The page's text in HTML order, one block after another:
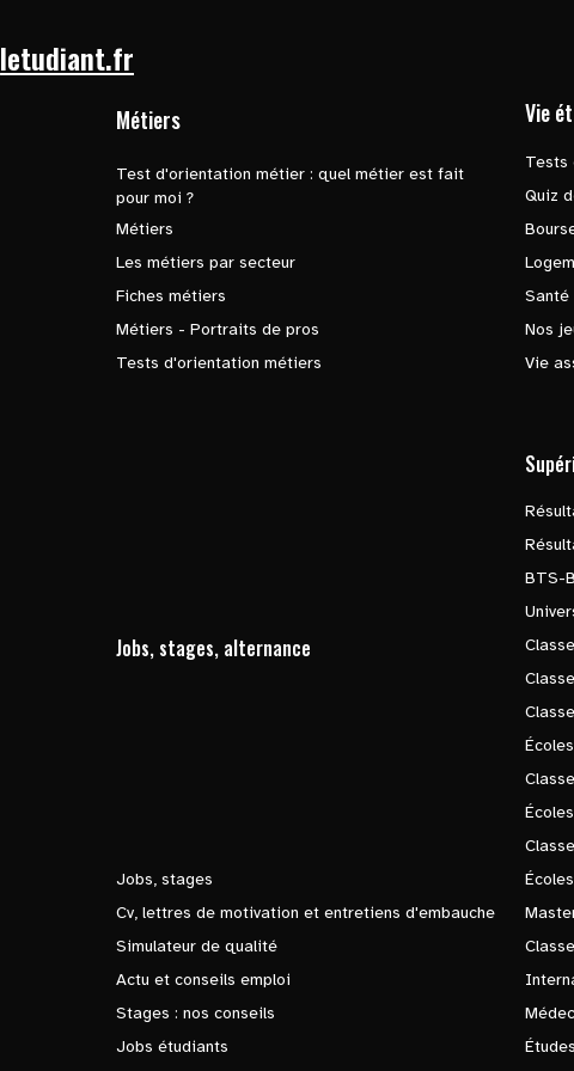
letudiant.fr
Métiers
Test d'orientation métier : quel métier est fait
pour moi ?
Métiers
Les métiers par secteur
Fiches métiers
Métiers - Portraits de pros
Tests d'orientation métiers
Vie
Tests
Quiz
Santé
Nos
Vie
Jobs, stages, alternance
Jobs, stages
Cv, lettres de motivation et entretiens d'embauche
Simulateur de qualité
Actu et conseils emploi
Stages : nos conseils
Jobs étudiants
BTS-